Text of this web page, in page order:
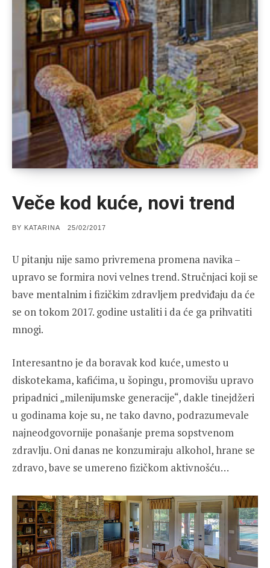
Veče kod kuće, novi trend
BY KATARINA
POSTED
25/02/2017
U pitanju nije samo privremena promena navika –
upravo se formira novi velnes trend. Stručnjaci koji se
bave mentalnim i fizičkim zdravljem predviđaju da će
se on tokom 2017. godine ustaliti i da će ga prihvatiti
mnogi.
Interesantno je da boravak kod kuće, umesto u
diskotekama, kafićima, u šopingu, promovišu upravo
pripadnici „milenijumske generacije“, dakle tinejdžeri
u godinama koje su, ne tako davno, podrazumevale
najneodgovornije ponašanje prema sopstvenom
zdravlju. Oni danas ne konzumiraju alkohol, hrane se
zdravo, bave se umereno fizičkom aktivnošću…